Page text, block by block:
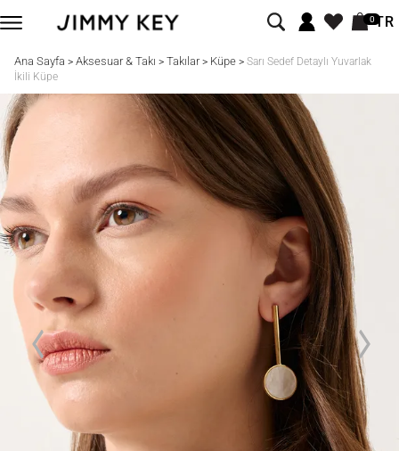
0TR
Ana Sayfa > Aksesuar & Takı > Takılar> Küpe> Sarı Sedef Detaylı Yuvarlak
İkili Küpe